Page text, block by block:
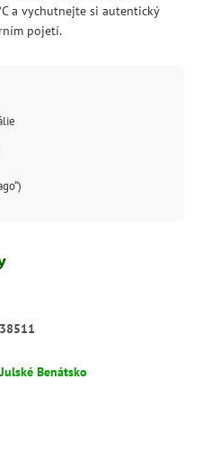
a vychutnejte si autentický
pojetí.
Benátsko